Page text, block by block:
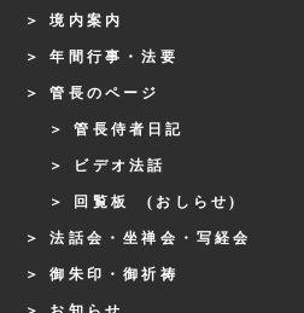
境内案内
年間行事・法要
管長のページ
管長侍者日記
ビデオ法話
回覧板 (おしらせ)
法話会・坐禅会・写経会
御朱印・御祈祷